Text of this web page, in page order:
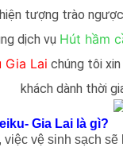
tượng trào
dịch vụ Hút hầm
Gia Lai chúng tôi
khách dành thời
Gia Lai là gì?
vệ sinh sạch